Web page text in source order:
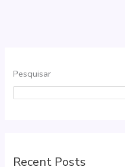
e
Pesquisar
Recent Posts